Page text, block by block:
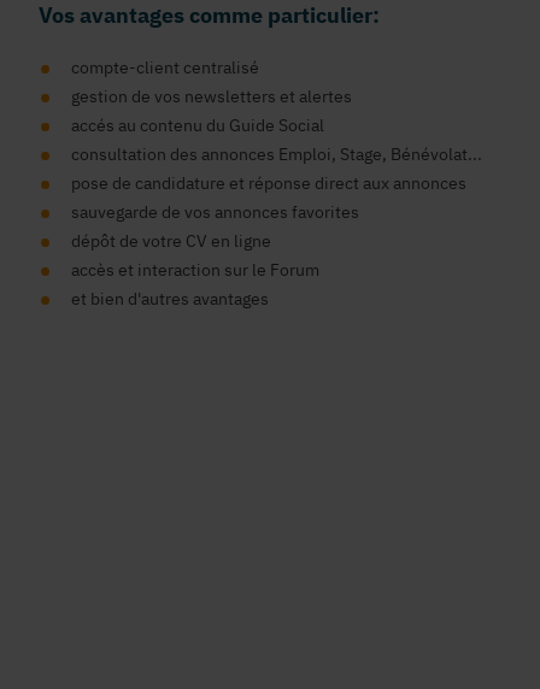
Vos avantages comme particulier:
compte-client centralisé
gestion de vos newsletters et alertes
accés au contenu du Guide Social
consultation des annonces Emploi, Stage, Bénévolat...
pose de candidature et réponse direct aux annonces
sauvegarde de vos annonces favorites
dépôt de votre CV en ligne
accès et interaction sur le Forum
et bien d'autres avantages